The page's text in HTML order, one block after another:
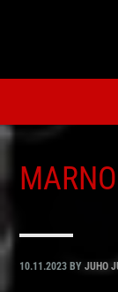
10.11.2023 BYJUHO